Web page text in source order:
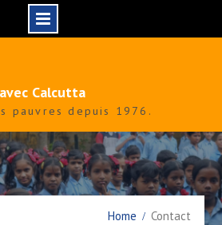
Calcutta
pauvres depuis 1976.
Home Contact